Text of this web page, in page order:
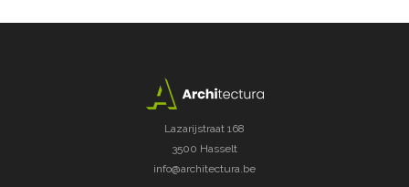
Lazarijstraat 168
3500 Hasselt
info@architectura.be